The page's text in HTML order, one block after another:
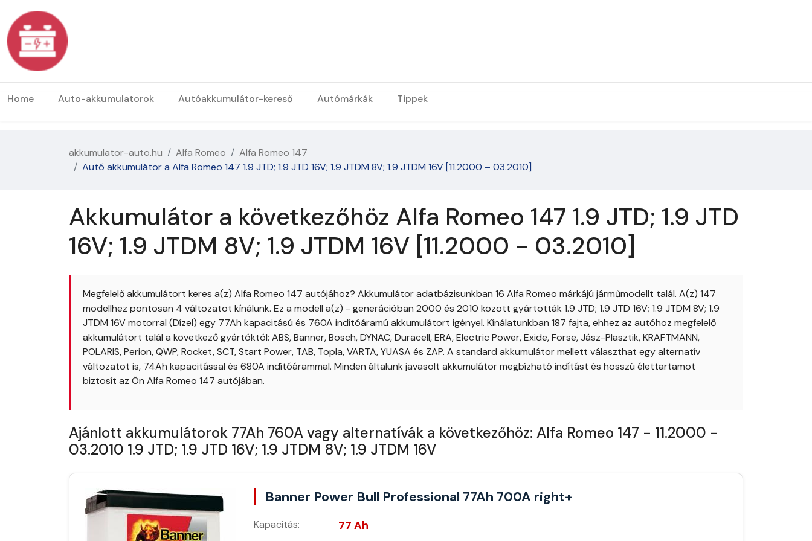
Home Auto-akkumulatorok Autóakkumulátor-kereső Autómárkák Tippek
akkumulator-auto.hu Alfa Romeo
Alfa Romeo 147
Autó akkumulátor a Alfa Romeo 147 1.9 JTD; 1.9 JTD 16V; 1.9 JTDM 8V; 1.9 JTDM 16V [11.2000 – 03.2010]
Akkumulátor a következőhöz Alfa Romeo 147 1.9 JTD; 1.9 JTD
16V; 1.9 JTDM 8V; 1.9 JTDM 16V [11.2000 - 03.2010]
Megfelelő akkumulátort keres a(z) Alfa Romeo 147 autójához? Akkumulátor adatbázisunkban 16 Alfa Romeo márkájú járműmodellt talál. A(z) 147
modellhez pontosan 4 változatot kínálunk. Ez a modell a(z) - generációban 2000 és 2010 között gyártották 1.9 JTD; 1.9 JTD 16V; 1.9 JTDM 8V; 1.9
JTDM 16V motorral (Dízel) egy 77Ah kapacitású és 760A indítóáramú akkumulátort igényel. Kínálatunkban 187 fajta, ehhez az autóhoz megfelelő
akkumulátort talál a következő gyártóktól: ABS, Banner, Bosch, DYNAC, Duracell, ERA, Electric Power, Exide, Forse, Jász-Plasztik, KRAFTMANN,
POLARIS, Perion, QWP, Rocket, SCT, Start Power, TAB, Topla, VARTA, YUASA és ZAP. A standard akkumulátor mellett választhat egy alternatív
változatot is, 74Ah kapacitással és 680A indítóárammal. Minden általunk javasolt akkumulátor megbízható indítást és hosszú élettartamot
biztosít az Ön Alfa Romeo 147 autójában.
Ajánlott akkumulátorok 77Ah 760A vagy alternatívák a következőhöz: Alfa Romeo 147 - 11.2000 -
03.2010 1.9 JTD; 1.9 JTD 16V; 1.9 JTDM 8V; 1.9 JTDM 16V
Banner Power Bull Professional 77Ah 700A right+
Kapacitás: 77 Ah